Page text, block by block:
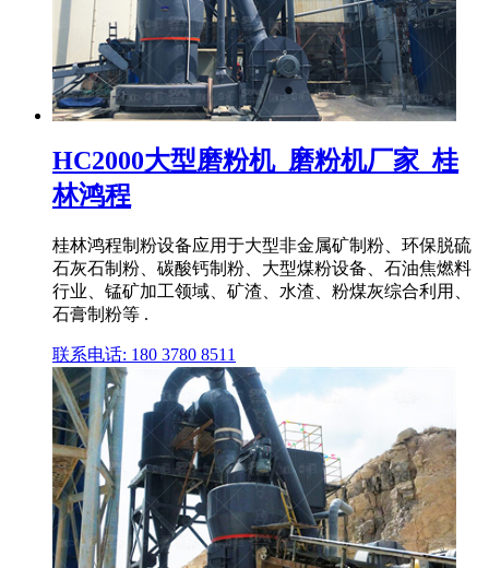
HC2000大型磨粉机_磨粉机厂家_桂
林鸿程
桂林鸿程制粉设备应用于大型非金属矿制粉、环保脱硫
石灰石制粉、碳酸钙制粉、大型煤粉设备、石油焦燃料
行业、锰矿加工领域、矿渣、水渣、粉煤灰综合利用、
石膏制粉等 .
联系电话: 180 3780 8511